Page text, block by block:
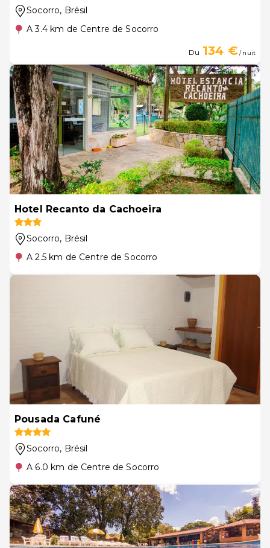
Socorro, Brésil
A 3.4 km de Centre de Socorro
Du 134 €/ nuit
Hotel Recanto da Cachoeira
Socorro, Brésil
A 2.5 km de Centre de Socorro
Pousada Cafuné
Socorro, Brésil
A 6.0 km de Centre de Socorro